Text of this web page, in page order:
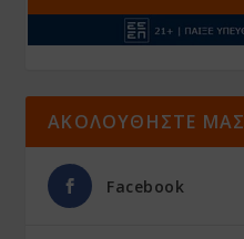
ΑΚΟΛΟΥΘΗΣΤΕ ΜΑΣ
Facebook